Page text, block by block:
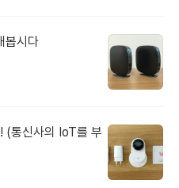
봅시다
(통신사의 IoT를 부